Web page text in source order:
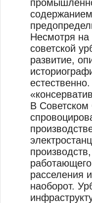
Несмотря на
советской
развитие,
В Советском
расселения
наоборот.